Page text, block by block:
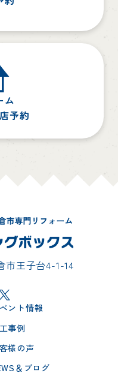
ム
予約
王子台4-1-14
ント情報
事例
様の声
＆ブログ